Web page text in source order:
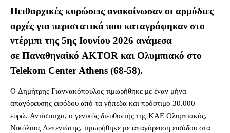
Πειθαρχικές κυρώσεις ανακοίνωσαν οι αρμόδιες
αρχές για περιστατικά που καταγράφηκαν στο
ντέρμπι της 5ης Ιουνίου 2026 ανάμεσα
σε Παναθηναϊκό AKTOR και Ολυμπιακό στο
Telekom Center Athens (68-58).
Ο Δημήτρης Γιαννακόπουλος τιμωρήθηκε με έναν μήνα
απαγόρευσης εισόδου από τα γήπεδα και πρόστιμο 30.000
ευρώ. Αντίστοιχα, ο γενικός διευθυντής της ΚΑΕ Ολυμπιακός,
Νικόλαος Λεπενιώτης, τιμωρήθηκε με απαγόρευση εισόδου στα